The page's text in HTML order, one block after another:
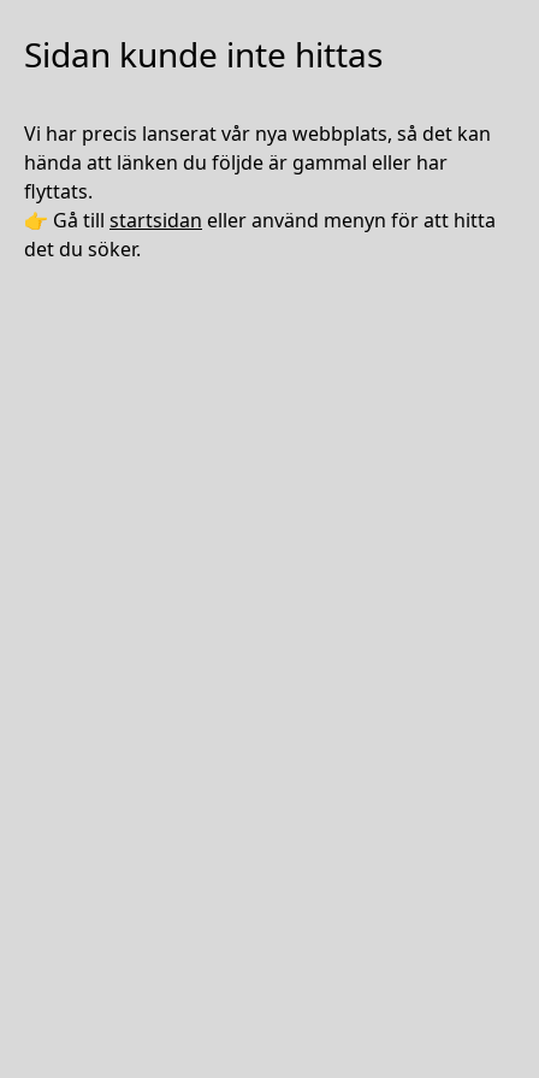
Sidan kunde inte hittas
Vi har precis lanserat vår nya webbplats, så det kan
hända att länken du följde är gammal eller har
flyttats.
👉 Gå till startsidan eller använd menyn för att hitta
det du söker.